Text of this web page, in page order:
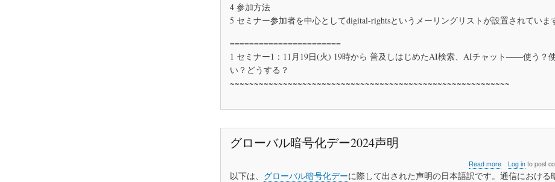
き
お
知
4 参加方法
5 セミナー参加者を中心としてdigital-rightsというメーリングリストが設置されていま
=======================
1 セミナー1：11月19日(火) 19時から 普及しはじめたAI検索、AIチャット――使う？
い？どうする？
~~~~~~~~~~~~~~~~~~~~~~~~~~~~~~~~~~~~~~~~~~~~~~~~~~~~~~~~~~
グローバル暗号化デー2024声明
Read more about
グ
Log in to post
以下は、 グローバル暗号化デーに際して出された声明の日本語訳です。通信における